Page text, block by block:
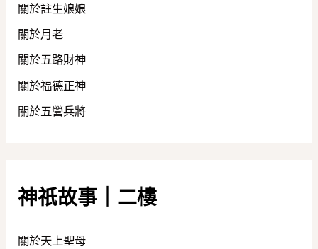
關於註生娘娘
關於月老
關於五路財神
關於福德正神
關於五營兵將
神祇故事｜二樓
關於天上聖母